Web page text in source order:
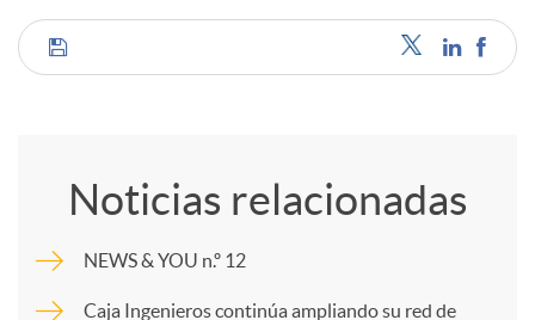
C
m
Noticias relacionadas
NEWS & YOU n.º 12
Caja Ingenieros continúa ampliando su red de